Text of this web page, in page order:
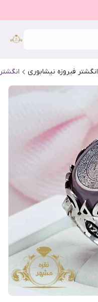
انگشتر فیروزه نیشابوری